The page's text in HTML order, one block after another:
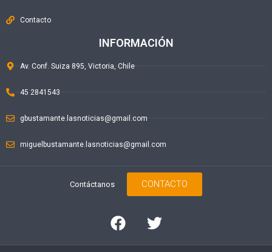
Contacto
INFORMACIÓN
Av. Conf. Suiza 895, Victoria, Chile
45 2841543
gbustamante.lasnoticias@gmail.com
miguelbustamante.lasnoticias@gmail.com
Contáctanos CONTACTO